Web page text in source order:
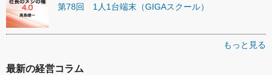
第78回 1人1台端末（GIGAスクール）
もっと見る
最新の経営コラム